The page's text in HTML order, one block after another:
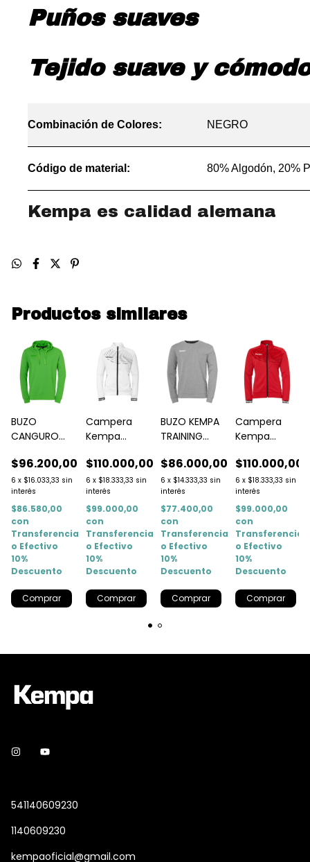
Puños suaves
Tejido suave y
Combinación de Colores: NEGRO
Código de material: 80% Algodón, 20%
Kempa es calidad alemana
Productos similares
BUZO
CANGURO
VERDE CLARO
$96.200,00
6 x $16.033,33 sin
interés
$86.580,00
con
Transferencia
o Efectivo
10%
Descuento
Comprar
Campera
Kempa
Blanca Wave
Mujer
$110.000,00
6 x $18.333,33 sin
interés
$99.000,00
con
Transferencia
o Efectivo
10%
Descuento
Comprar
BUZO KEMPA
TRAINING
$86.000,00
6 x $14.333,33 sin
interés
$77.400,00
con
Transferencia
o Efectivo
10%
Descuento
Comprar
Campera
Kempa
Wave Mujer
$110.000,00
6 x $18.333,33 sin
interés
$99.000,00
con
Transferencia
o Efectivo
10%
Descuento
Comprar
541140609230
1140609230
kempaoficial@gmail.com